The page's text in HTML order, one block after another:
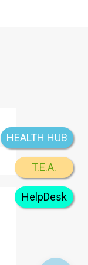
HelpDesk
T.E.A.
HEALTH HUB